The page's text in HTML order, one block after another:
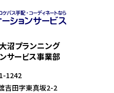
沼プランニング
サービス事業部
1242
吉田字東真坂2-2